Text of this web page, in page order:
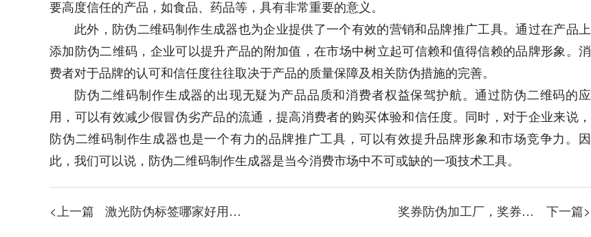
要高度信任的产品，如食品、药品等，具有非常重要的意义。
此外，防伪二维码制作生成器也为企业提供了一个有效的营销和品牌推广工具。通过在产品上
添加防伪二维码，企业可以提升产品的附加值，在市场中树立起可信赖和值得信赖的品牌形象。消
费者对于品牌的认可和信任度往往取决于产品的质量保障及相关防伪措施的完善。
防伪二维码制作生成器的出现无疑为产品品质和消费者权益保驾护航。通过防伪二维码的应
用，可以有效减少假冒伪劣产品的流通，提高消费者的购买体验和信任度。同时，对于企业来说，
防伪二维码制作生成器也是一个有力的品牌推广工具，可以有效提升品牌形象和市场竞争力。因
此，我们可以说，防伪二维码制作生成器是当今消费市场中不可或缺的一项技术工具。
<上一篇 激光防伪标签哪家好用，激光防伪标签怎么看 奖券防伪加工厂，奖券防伪标签咨询 下一篇>